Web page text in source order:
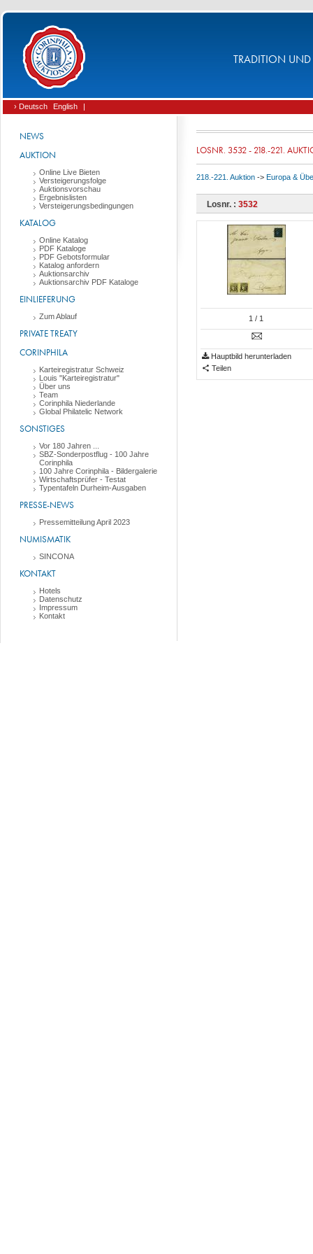
TRADITION UND
› Deutsch English |
NEWS
AUKTION
Online Live Bieten
Versteigerungsfolge
Auktionsvorschau
Ergebnislisten
Versteigerungsbedingungen
KATALOG
Online Katalog
PDF Kataloge
PDF Gebotsformular
Katalog anfordern
Auktionsarchiv
Auktionsarchiv PDF Kataloge
EINLIEFERUNG
Zum Ablauf
PRIVATE TREATY
CORINPHILA
Karteiregistratur Schweiz
Louis "Karteiregistratur"
Über uns
Team
Corinphila Niederlande
Global Philatelic Network
SONSTIGES
Vor 180 Jahren ...
SBZ-Sonderpostflug - 100 Jahre
Corinphila
100 Jahre Corinphila - Bildergalerie
Wirtschaftsprüfer - Testat
Typentafeln Durheim-Ausgaben
PRESSE-NEWS
Pressemitteilung April 2023
NUMISMATIK
SINCONA
KONTAKT
Hotels
Datenschutz
Impressum
Kontakt
LOSNR. 3532 - 218.-221.
218.-221. Auktion -> Europa &
Losnr. : 3532
1 / 1
Hauptbild herunterladen
Teilen